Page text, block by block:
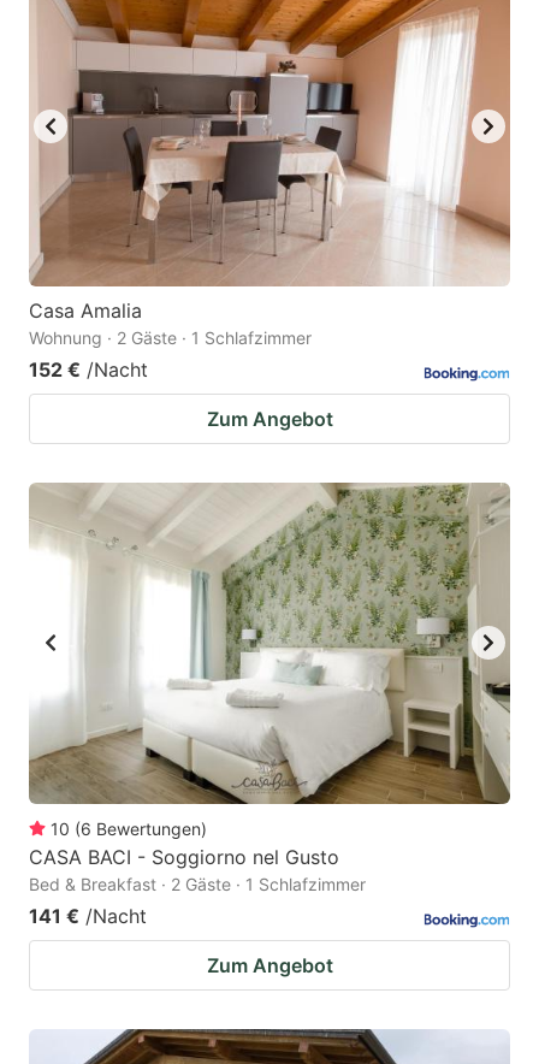
Casa Amalia
Wohnung · 2 Gäste · 1 Schlafzimmer
152 € /Nacht
Zum Angebot
10 (6 Bewertungen)
CASA BACI - Soggiorno nel Gusto
Bed & Breakfast · 2 Gäste · 1 Schlafzimmer
141 € /Nacht
Zum Angebot